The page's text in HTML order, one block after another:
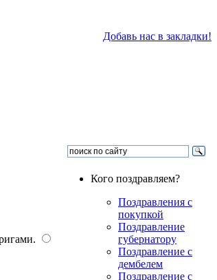
Добавь нас в закладки!
Кого поздравляем?
Поздравления с
покупкой
Поздравление
губернатору
Поздравление с
дембелем
Поздравление с